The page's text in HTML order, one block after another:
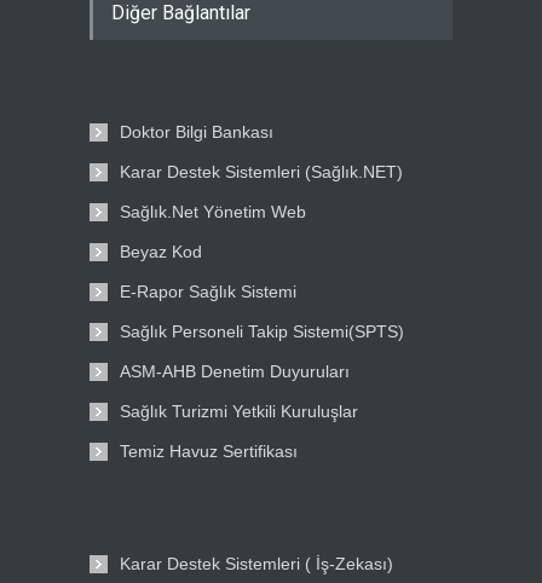
Diğer Bağlantılar
Doktor Bilgi Bankası
Karar Destek Sistemleri (Sağlık.NET)
Sağlık.Net Yönetim Web
Beyaz Kod
E-Rapor Sağlık Sistemi
Sağlık Personeli Takip Sistemi(SPTS)
ASM-AHB Denetim Duyuruları
Sağlık Turizmi Yetkili Kuruluşlar
Temiz Havuz Sertifikası
Karar Destek Sistemleri ( İş-Zekası)